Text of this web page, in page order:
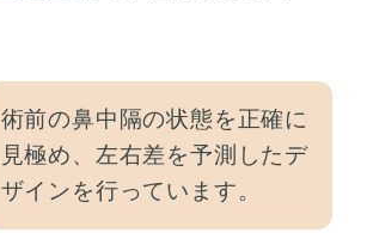
術前の鼻中隔の状態を正確に
見極め、左右差を予測したデ
ザインを行っています。